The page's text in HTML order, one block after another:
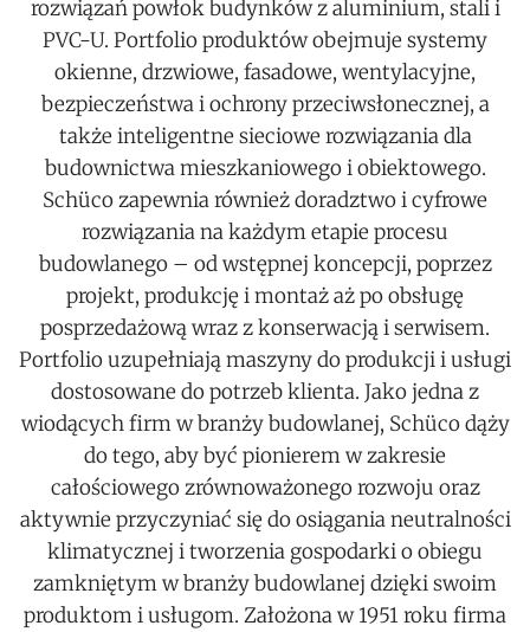
rozwiązań powłok budynków z aluminium, stali i
PVC-U. Portfolio produktów obejmuje systemy
okienne, drzwiowe, fasadowe, wentylacyjne,
bezpieczeństwa i ochrony przeciwsłonecznej, a
także inteligentne sieciowe rozwiązania dla
budownictwa mieszkaniowego i obiektowego.
Schüco zapewnia również doradztwo i cyfrowe
rozwiązania na każdym etapie procesu
budowlanego – od wstępnej koncepcji, poprzez
projekt, produkcję i montaż aż po obsługę
posprzedażową wraz z konserwacją i serwisem.
Portfolio uzupełniają maszyny do produkcji i usługi
dostosowane do potrzeb klienta. Jako jedna z
wiodących firm w branży budowlanej, Schüco dąży
do tego, aby być pionierem w zakresie
całościowego zrównoważonego rozwoju oraz
aktywnie przyczyniać się do osiągania neutralności
klimatycznej i tworzenia gospodarki o obiegu
zamkniętym w branży budowlanej dzięki swoim
produktom i usługom. Założona w 1951 roku firma